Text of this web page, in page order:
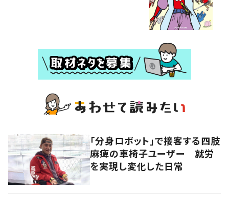
「分身ロボット」で接客する四肢
麻痺の車椅子ユーザー 就労
を実現し変化した日常